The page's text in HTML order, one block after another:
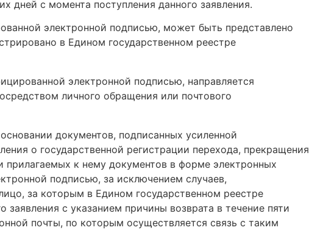
дней с момента поступления данного заявления.
электронной подписью, может быть представлено
в Едином государственном реестре
электронной подписью, направляется
личного обращения или почтового
документов, подписанных усиленной
о государственной регистрации перехода, прекращения
к нему документов в форме электронных
подписью, за исключением случаев,
за которым в Едином государственном реестре
с указанием причины возврата в течение пяти
почты, по которым осуществляется связь с таким